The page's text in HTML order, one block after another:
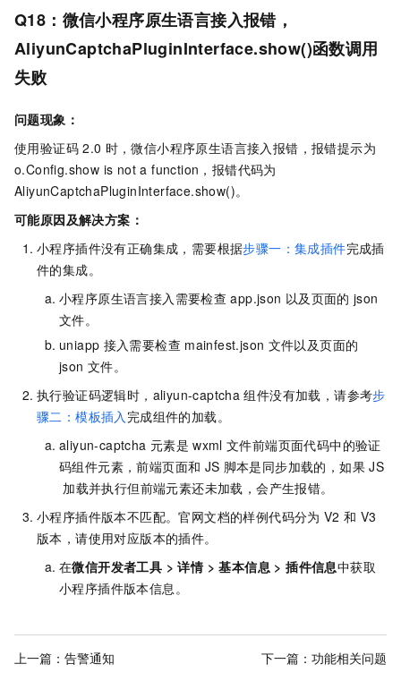
Q18： 微信小程序原生语言接入报错，
AliyunCaptchaPluginInterface.show()函数调用
失败
问题现象：
使用验证码 2.0 时，微信小程序原生语言接入报错，报错提示为
o.Config.show is not a function，报错代码为
AliyunCaptchaPluginInterface.show()。
可能原因及解决方案：
小程序插件没有正确集成，需要根据步骤一：集成插件完成插
件的集成。
小程序原生语言接入需要检查 app.json 以及页面的 json
文件。
uniapp 接入需要检查 mainfest.json 文件以及页面的
json 文件。
执行验证码逻辑时，aliyun-captcha 组件没有加载，请参考步
骤二：模板插入 完成组件的加载。
aliyun-captcha 元素是 wxml 文件前端页面代码中的验证
码组件元素，前端页面和 JS 脚本是同步加载的，如果 JS
加载并执行但前端元素还未加载，会产生报错。
小程序插件版本不匹配。官网文档的样例代码分为 V2 和 V3
版本，请使用对应版本的插件。
在微信开发者工具 > 详情 > 基本信息 > 插件信息中获取
小程序插件版本信息。
上一篇： 告警通知 下一篇： 功能相关问题